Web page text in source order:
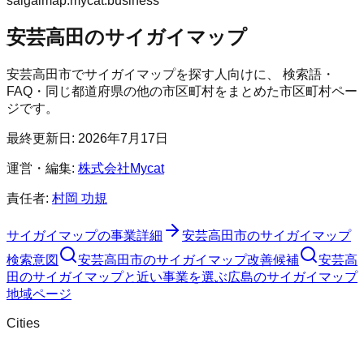
安芸高田のサイガイマップ
安芸高田市でサイガイマップを探す人向けに、 検索語・
FAQ・同じ都道府県の他の市区町村をまとめた市区町村ペー
ジです。
最終更新日: 2026年7月17日
運営・編集: 株式会社Mycat
責任者: 村岡 功規
サイガイマップの事業詳細 安芸高田市のサイガイマップ
検索意図
安芸高田市のサイガイマップ改善候補
安芸高
田のサイガイマップと近い事業を選ぶ広島のサイガイマップ
地域ページ
Cities